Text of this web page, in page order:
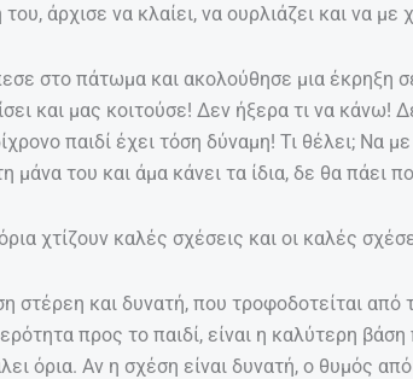
άρχισε να κλαίει, να ουρλιάζει και να με
στο πάτωμα και ακολούθησε μια έκρηξη
και μας κοιτούσε! Δεν ήξερα τι να κάνω!
παιδί έχει τόση δύναμη! Τι θέλει; Να
μάνα του και άμα κάνει τα ίδια, δε θα πάει
χτίζουν καλές σχέσεις και οι καλές
στέρεη και δυνατή, που τροφοδοτείται από
προς το παιδί, είναι η καλύτερη
όρια. Αν η σχέση είναι δυνατή, ο θυμός